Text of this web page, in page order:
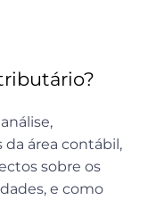
área contábil,
sobre os
e como